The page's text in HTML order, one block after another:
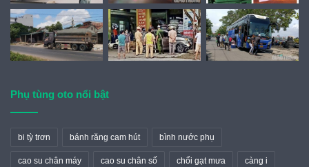
Phụ tùng oto nổi bật
bi tỳ trơn bánh răng cam hút bình nước phụ
cao su chân máy cao su chân số chổi gạt mưa càng i